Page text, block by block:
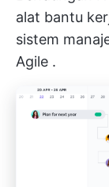
alat bantu
sistem
Agile .